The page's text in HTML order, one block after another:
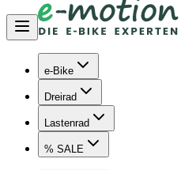
e-Bike
Dreirad
Lastenrad
% SALE